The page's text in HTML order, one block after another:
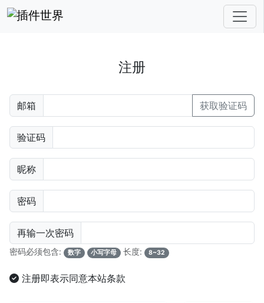
注册
邮箱 获取验证码
验证码
昵称
密码
再输一次密码
密码必须包含: 数字 小写字母 长度: 8~32
注册即表示同意本站条款